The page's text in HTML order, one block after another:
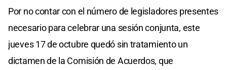
Por no contar con el número de legisladores presentes
necesario para celebrar una sesión conjunta, este
jueves 17 de octubre quedó sin tratamiento un
dictamen de la Comisión de Acuerdos, que